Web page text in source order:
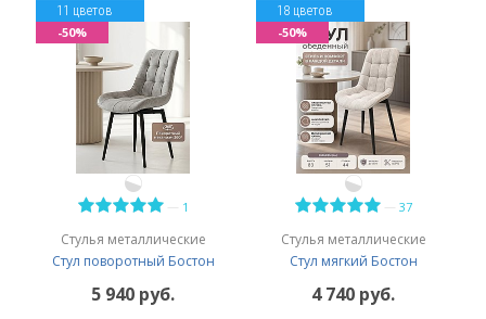
1
Стулья металлические
Стул поворотный Бостон
11 цветов
5 940 руб.
-50%
37
Стулья металлические
Стул мягкий Бостон
18 цветов
4 740 руб.
-50%